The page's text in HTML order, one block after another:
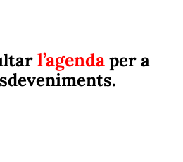
l’agendaper a